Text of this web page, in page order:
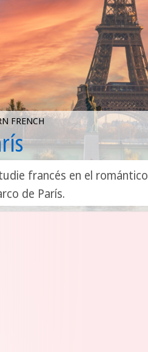
FRENCH
francés en el romántico
de París.